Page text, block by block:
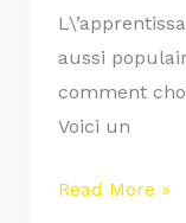
aussi
comment
Voici un
Read More »